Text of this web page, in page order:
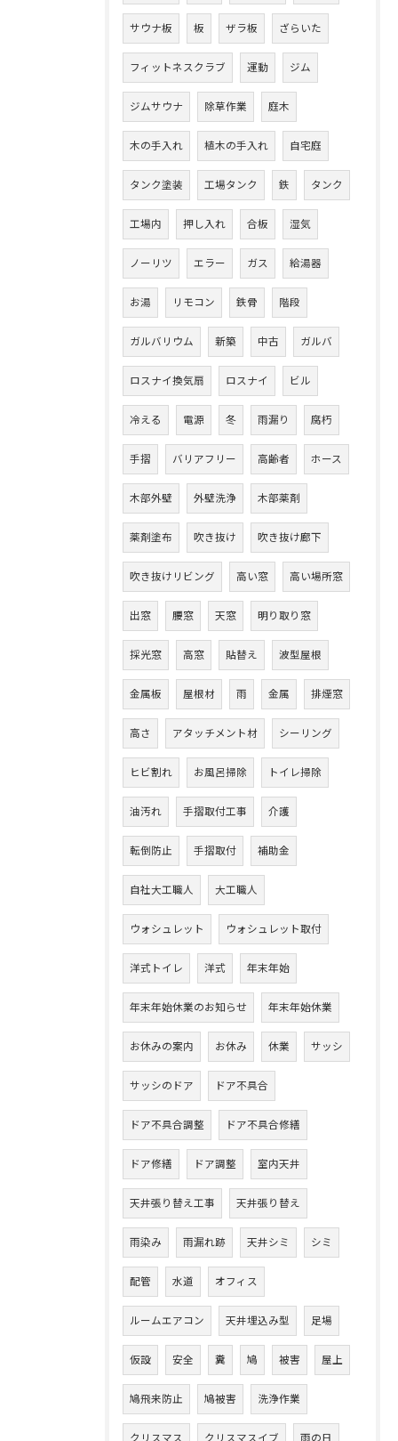
サウナ板 板 ザラ板 ざらいた
フィットネスクラブ 運動 ジム
ジムサウナ 除草作業 庭木
木の手入れ 植木の手入れ 自宅庭
タンク塗装 工場タンク 鉄 タンク
工場内 押し入れ 合板 湿気
ノーリツ エラー ガス 給湯器
お湯 リモコン 鉄骨 階段
ガルバリウム 新築 中古 ガルバ
ロスナイ換気扇 ロスナイ ビル
冷える 電源 冬 雨漏り 腐朽
手摺 バリアフリー 高齢者 ホース
木部外壁 外壁洗浄 木部薬剤
薬剤塗布 吹き抜け 吹き抜け廊下
吹き抜けリビング 高い窓 高い場所窓
出窓 腰窓 天窓 明り取り窓
採光窓 高窓 貼替え 波型屋根
金属板 屋根材 雨 金属 排煙窓
高さ アタッチメント材 シーリング
ヒビ割れ お風呂掃除 トイレ掃除
油汚れ 手摺取付工事 介護
転倒防止 手摺取付 補助金
自社大工職人 大工職人
ウォシュレット ウォシュレット取付
洋式トイレ 洋式 年末年始
年末年始休業のお知らせ 年末年始休業
お休みの案内 お休み 休業 サッシ
サッシのドア ドア不具合
ドア不具合調整 ドア不具合修繕
ドア修繕 ドア調整 室内天井
天井張り替え工事 天井張り替え
雨染み 雨漏れ跡 天井シミ シミ
配管 水道 オフィス
ルームエアコン 天井埋込み型 足場
仮設 安全 糞 鳩 被害 屋上
鳩飛来防止 鳩被害 洗浄作業
クリスマス クリスマスイブ 雨の日